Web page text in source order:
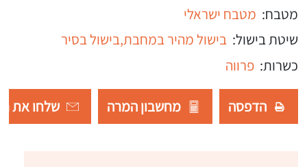
מטבח: מטבח ישראלי
שיטת בישול: בישול מהיר במחבת,בישול בסיר
כשרות: פרווה
הדפסה מחשבון המרה שלחו את